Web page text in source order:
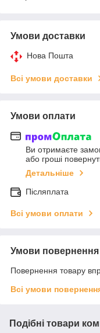
Умови доставки
Нова Пошта
Всі умови доставки
Умови оплати
Ви отримаєте
або гроші
Детальніше
Післяплата
Всі умови оплати
Умови повернення
Повернення товару
Всі умови
Подібні товари